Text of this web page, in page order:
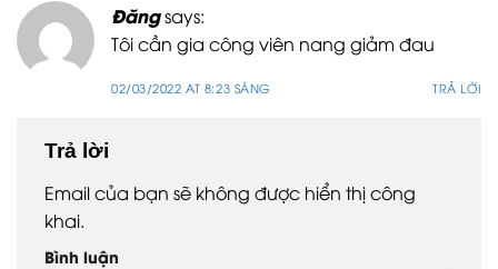
Đăngsays:
Tôi cần gia công viên nang giảm đau
02/03/2022 AT 8:23 SÁNG TRẢ LỜI
Trả lời
Email của bạn sẽ không được hiển thị công
khai.
Bình luận